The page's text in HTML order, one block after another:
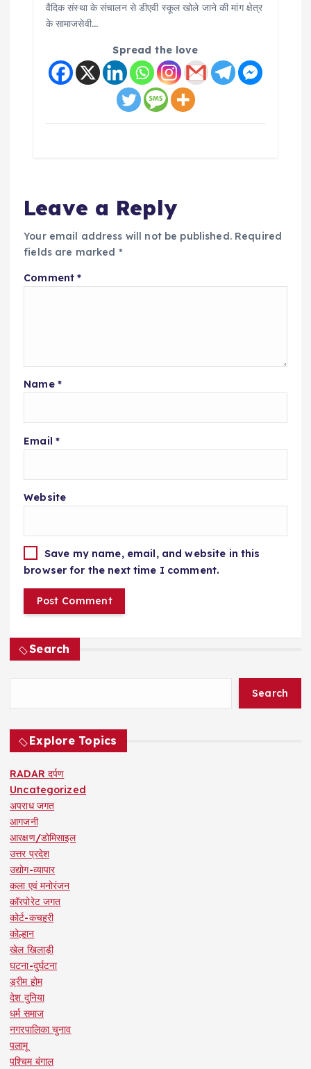
वैदिक संस्था के संचालन से डीएवी स्कूल खोले जाने की मांग क्षेत्र
के सामाजसेवी…
Spread the love
Leave a Reply
Your email address will not be published. Required
fields are marked *
Comment*
Name *
Email *
Website
Save my name, email, and website in this
browser for the next time I comment.
Search
Search
Explore Topics
RADAR दर्पण
Uncategorized
अपराध जगत
आगजनी
आरक्षण/डोमिसाइल
उत्तर प्रदेश
उद्योग-व्यापार
कला एवं मनोरंजन
कॉरपोरेट जगत
कोर्ट-कचहरी
कोल्हान
खेल खिलाड़ी
घटना-दुर्घटना
ड्रीम होम
देश दुनिया
धर्म समाज
नगरपालिका चुनाव
पलामू
पश्चिम बंगाल